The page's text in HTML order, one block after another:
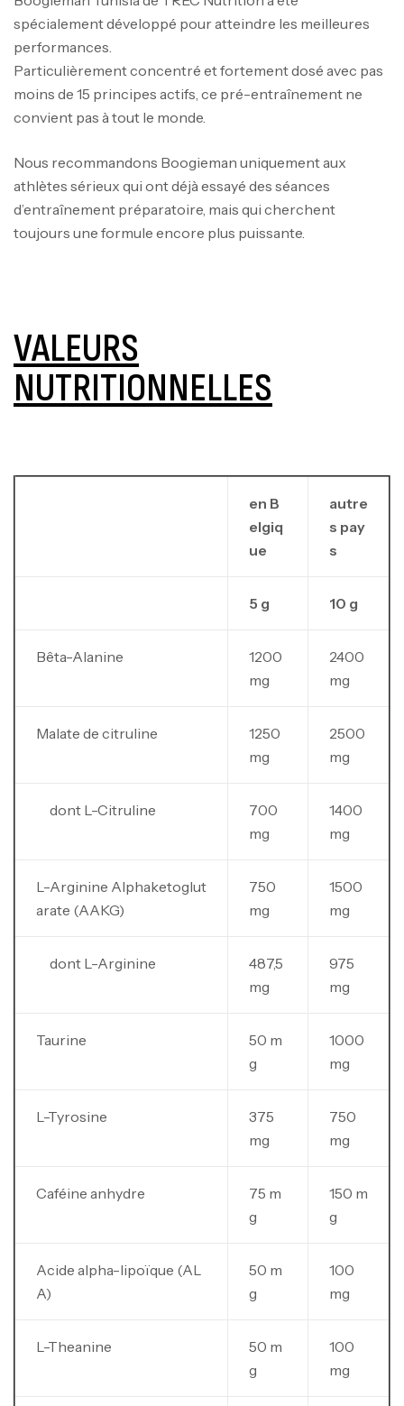
spécialement développé pour atteindre les meilleures
performances.
Particulièrement concentré et fortement dosé avec pas
moins de 15 principes actifs, ce pré-entraînement ne
convient pas à tout le monde.
Nous recommandons Boogieman uniquement aux
athlètes sérieux qui ont déjà essayé des séances
d’entraînement préparatoire, mais qui cherchent
toujours une formule encore plus puissante.
VALEURS
NUTRITIONNELLES
en B
elgiq
ue
autre
s pay
s
5 g 10 g
Bêta-Alanine
1200
mg
2400
mg
Malate de citruline
1250
mg
2500
mg
dont L-Citruline
700
mg
1400
mg
L-Arginine Alphaketoglut
arate (AAKG)
750
mg
1500
mg
dont L-Arginine
487,5
mg
975
mg
Taurine
50 m
g
1000
mg
L-Tyrosine
375
mg
750
mg
Caféine anhydre
75 m
g
150 m
g
Acide alpha-lipoïque (AL
A)
50 m
g
100
mg
L-Theanine
50 m
g
100
mg